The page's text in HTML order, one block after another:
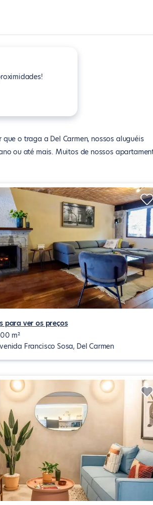
que o traga a Del Carmen, nossos aluguéis
ou até mais. Muitos de nossos
para ver os preços
m²
Francisco Sosa, Del Carmen